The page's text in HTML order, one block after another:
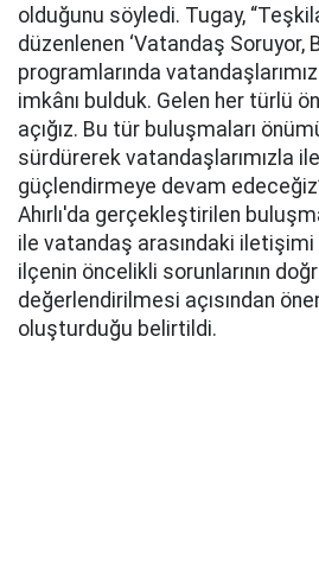
olduğunu söyledi. Tugay,
düzenlenen ‘Vatandaş Soruyor,
programlarında
imkânı bulduk. Gelen her türlü
açığız. Bu tür buluşmaları
sürdürerek vatandaşlarımızla
güçlendirmeye devam
Ahırlı'da gerçekleştirilen
ile vatandaş arasındaki
ilçenin öncelikli sorunlarının
değerlendirilmesi açısından
oluşturduğu belirtildi.